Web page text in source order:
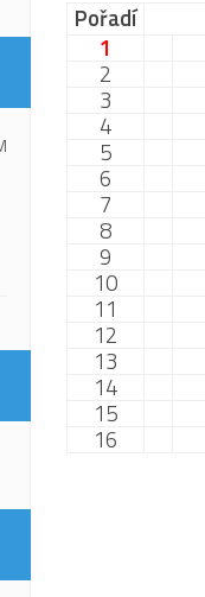
Pořadí
1
2
3
4
5
6
7
8
9
10
11
12
13
14
15
16